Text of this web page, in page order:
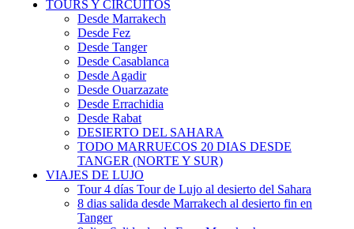
TOURS Y CIRCUITOS
Desde Marrakech
Desde Fez
Desde Tanger
Desde Casablanca
Desde Agadir
Desde Ouarzazate
Desde Errachidia
Desde Rabat
DESIERTO DEL SAHARA
TODO MARRUECOS 20 DIAS DESDE
TANGER (NORTE Y SUR)
VIAJES DE LUJO
Tour 4 días Tour de Lujo al desierto del Sahara
8 dias salida desde Marrakech al desierto fin en
Tanger